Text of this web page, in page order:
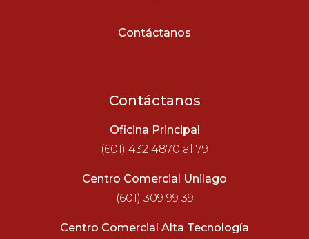
Contáctanos
Contáctanos
Oficina Principal
(601) 432 4870 al 79
Centro Comercial Unilago
(601) 309 99 39
Centro Comercial Alta Tecnología